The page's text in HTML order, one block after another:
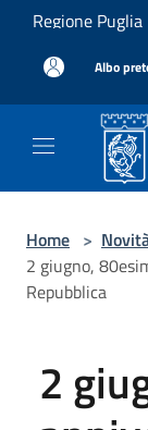
Salta al contenuto
Regione Puglia
Albo
Home >
2 giugno,
Repubblica
2